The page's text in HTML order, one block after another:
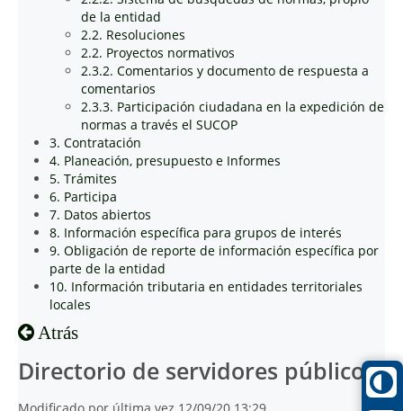
de la entidad
2.2. Resoluciones
2.2. Proyectos normativos
2.3.2. Comentarios y documento de respuesta a
comentarios
2.3.3. Participación ciudadana en la expedición de
normas a través el SUCOP
3. Contratación
4. Planeación, presupuesto e Informes
5. Trámites
6. Participa
7. Datos abiertos
8. Información específica para grupos de interés
9. Obligación de reporte de información específica por
parte de la entidad
10. Información tributaria en entidades territoriales
locales
Atrás
Directorio de servidores públicos